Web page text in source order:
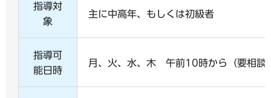
指導対
象
主に中高年、もしくは初級者
指導可
能日時
月、火、水、木 午前10時から（要相談